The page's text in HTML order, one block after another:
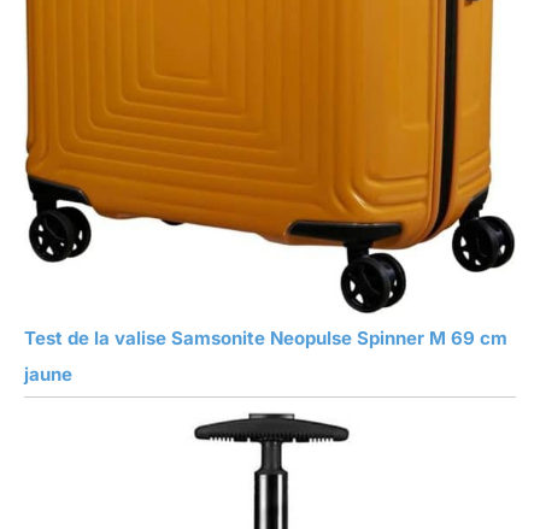
Test de la valise Samsonite Neopulse Spinner M 69 cm
jaune